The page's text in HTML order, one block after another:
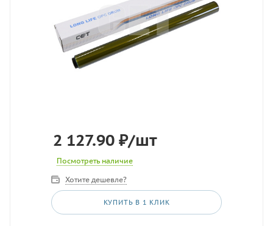
2 127.90 ₽/шт
Посмотреть наличие
Хотите дешевле?
КУПИТЬ В 1 КЛИК